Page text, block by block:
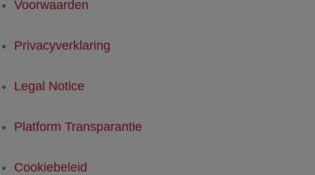
Voorwaarden
Privacyverklaring
Legal Notice
Platform Transparantie
Cookiebeleid